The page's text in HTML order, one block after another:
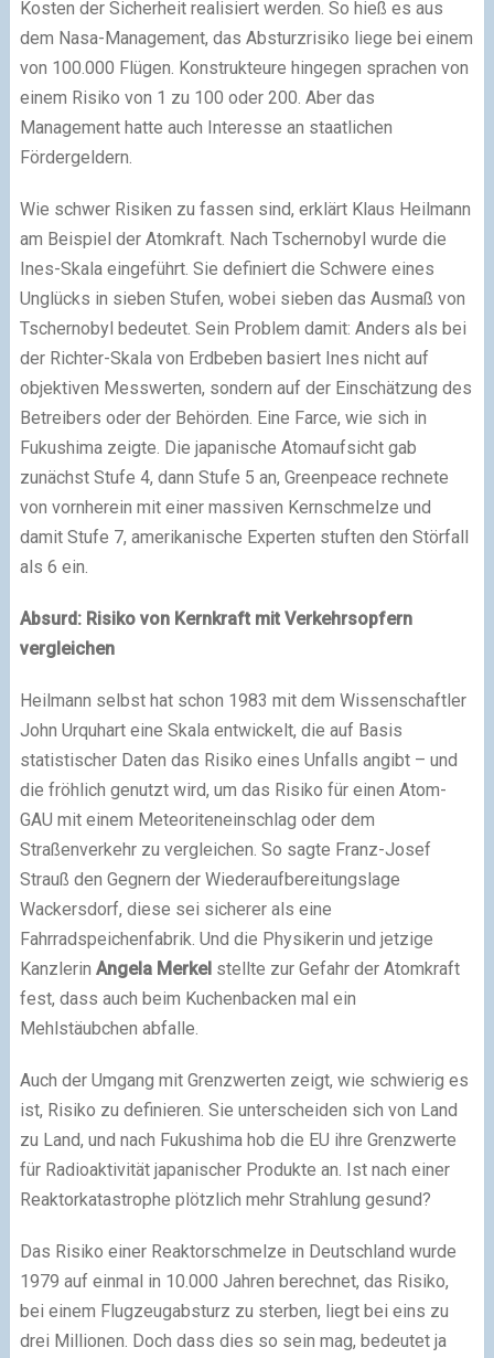
Kosten der Sicherheit realisiert werden. So hieß es aus
dem Nasa-Management, das Absturzrisiko liege bei einem
von 100.000 Flügen. Konstrukteure hingegen sprachen von
einem Risiko von 1 zu 100 oder 200. Aber das
Management hatte auch Interesse an staatlichen
Fördergeldern.
Wie schwer Risiken zu fassen sind, erklärt Klaus Heilmann
am Beispiel der Atomkraft. Nach Tschernobyl wurde die
Ines-Skala eingeführt. Sie definiert die Schwere eines
Unglücks in sieben Stufen, wobei sieben das Ausmaß von
Tschernobyl bedeutet. Sein Problem damit: Anders als bei
der Richter-Skala von Erdbeben basiert Ines nicht auf
objektiven Messwerten, sondern auf der Einschätzung des
Betreibers oder der Behörden. Eine Farce, wie sich in
Fukushima zeigte. Die japanische Atomaufsicht gab
zunächst Stufe 4, dann Stufe 5 an, Greenpeace rechnete
von vornherein mit einer massiven Kernschmelze und
damit Stufe 7, amerikanische Experten stuften den Störfall
als 6 ein.
Absurd: Risiko von Kernkraft mit Verkehrsopfern
vergleichen
Heilmann selbst hat schon 1983 mit dem Wissenschaftler
John Urquhart eine Skala entwickelt, die auf Basis
statistischer Daten das Risiko eines Unfalls angibt – und
die fröhlich genutzt wird, um das Risiko für einen Atom-
GAU mit einem Meteoriteneinschlag oder dem
Straßenverkehr zu vergleichen. So sagte Franz-Josef
Strauß den Gegnern der Wiederaufbereitungslage
Wackersdorf, diese sei sicherer als eine
Fahrradspeichenfabrik. Und die Physikerin und jetzige
Kanzlerin Angela Merkelstellte zur Gefahr der Atomkraft
fest, dass auch beim Kuchenbacken mal ein
Mehlstäubchen abfalle.
Auch der Umgang mit Grenzwerten zeigt, wie schwierig es
ist, Risiko zu definieren. Sie unterscheiden sich von Land
zu Land, und nach Fukushima hob die EU ihre Grenzwerte
für Radioaktivität japanischer Produkte an. Ist nach einer
Reaktorkatastrophe plötzlich mehr Strahlung gesund?
Das Risiko einer Reaktorschmelze in Deutschland wurde
1979 auf einmal in 10.000 Jahren berechnet, das Risiko,
bei einem Flugzeugabsturz zu sterben, liegt bei eins zu
drei Millionen. Doch dass dies so sein mag, bedeutet ja